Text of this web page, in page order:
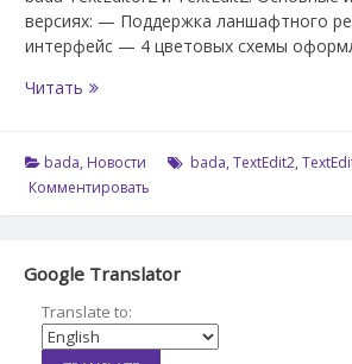
версиях: — Поддержка ланшафтного
интерфейс — 4 цветовых схемы
Читать Версии
и
TextEdit2
bada, Новости bada, TextEdit2,
Комментировать
Google Translator
Translate to: